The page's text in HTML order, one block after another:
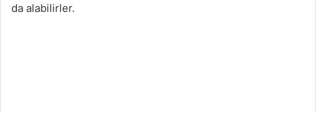
da alabilirler.